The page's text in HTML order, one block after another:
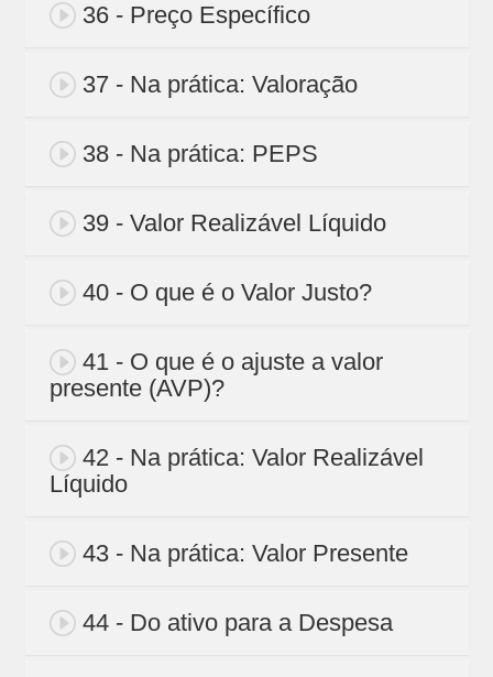
36 - Preço Específico
37 - Na prática: Valoração
38 - Na prática: PEPS
39 - Valor Realizável Líquido
40 - O que é o Valor Justo?
41 - O que é o ajuste a valor
presente (AVP)?
42 - Na prática: Valor Realizável
Líquido
43 - Na prática: Valor Presente
44 - Do ativo para a Despesa